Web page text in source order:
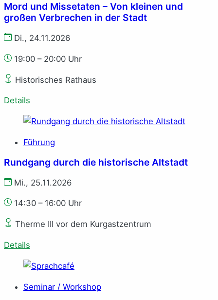
Mord und Missetaten – Von kleinen und
großen Verbrechen in der Stadt
Di., 24.11.2026
19:00 – 20:00 Uhr
Historisches Rathaus
Details
Führung
Rundgang durch die historische Altstadt
Mi., 25.11.2026
14:30 – 16:00 Uhr
Therme III vor dem Kurgastzentrum
Details
Seminar / Workshop